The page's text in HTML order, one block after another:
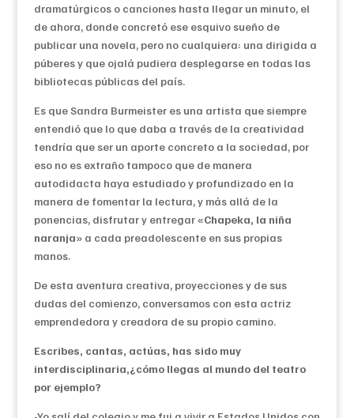
dramatúrgicos o canciones hasta llegar un minuto, el
de ahora, donde concretó ese esquivo sueño de
publicar una novela, pero no cualquiera: una dirigida a
púberes y que ojalá pudiera desplegarse en todas las
bibliotecas públicas del país.
Es que Sandra Burmeister es una artista que siempre
entendió que lo que daba a través de la creatividad
tendría que ser un aporte concreto a la sociedad, por
eso no es extraño tampoco que de manera
autodidacta haya estudiado y profundizado en la
manera de fomentar la lectura, y más allá de la
ponencias, disfrutar y entregar «Chapeka, la niña
naranja» a cada preadolescente en sus propias
manos.
De esta aventura creativa, proyecciones y de sus
dudas del comienzo, conversamos con esta actriz
emprendedora y creadora de su propio camino.
Escribes, cantas, actúas, has sido muy
interdisciplinaria,¿cómo llegas al mundo del teatro
por ejemplo?